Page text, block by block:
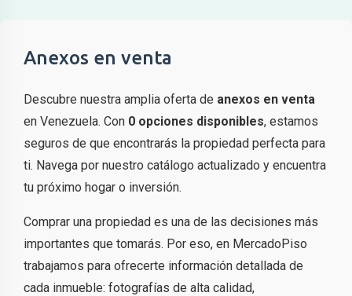
Anexos en venta
Descubre nuestra amplia oferta de anexos en venta
en Venezuela. Con 0 opciones disponibles, estamos
seguros de que encontrarás la propiedad perfecta para
ti. Navega por nuestro catálogo actualizado y encuentra
tu próximo hogar o inversión.
Comprar una propiedad es una de las decisiones más
importantes que tomarás. Por eso, en MercadoPiso
trabajamos para ofrecerte información detallada de
cada inmueble: fotografías de alta calidad,